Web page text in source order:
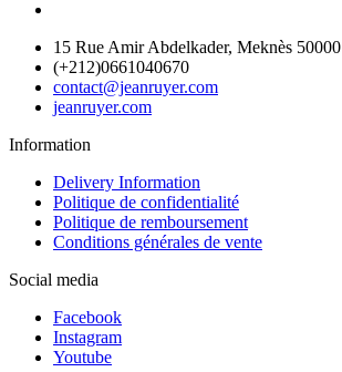
15 Rue Amir Abdelkader, Meknès 50000
(+212)0661040670
contact@jeanruyer.com
jeanruyer.com
Information
Delivery Information
Politique de confidentialité
Politique de remboursement
Conditions générales de vente
Social media
Facebook
Instagram
Youtube